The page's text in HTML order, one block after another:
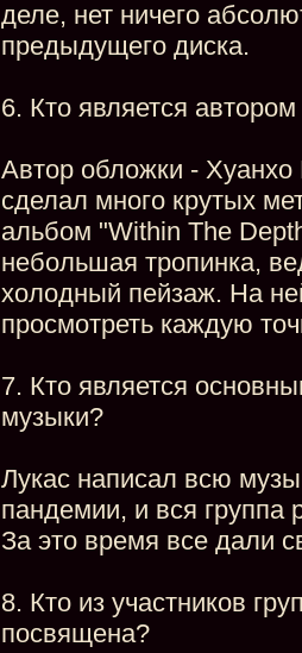
деле, нет ничего
предыдущего диска.
6. Кто является
Автор обложки - Хуанхо
сделал много крутых
альбом "Within The
небольшая тропинка,
холодный пейзаж. На
просмотреть каждую
7. Кто является
музыки?
Лукас написал всю
пандемии, и вся группа
За это время все дали
8. Кто из участников
посвящена?